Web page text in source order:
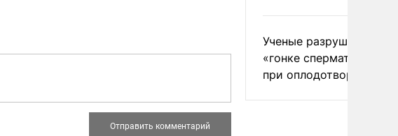
Ученые разрушили миф
«гонке
при оплодотворении